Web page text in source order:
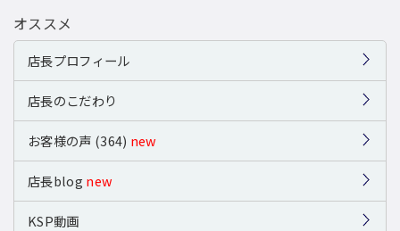
オススメ
店長プロフィール
店長のこだわり
お客様の声 (364) new
店長blog new
KSP動画